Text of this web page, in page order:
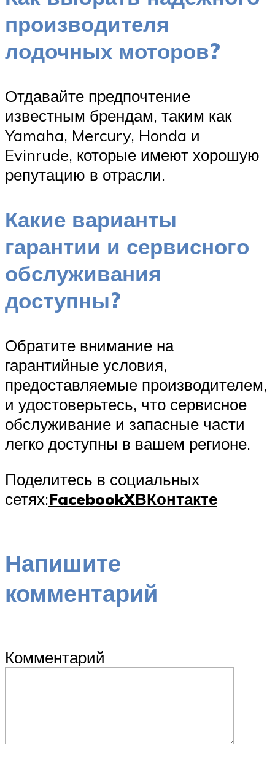
производителя
лодочных моторов?
Отдавайте предпочтение
известным брендам, таким как
Yamaha, Mercury, Honda и
Evinrude, которые имеют хорошую
репутацию в отрасли.
Какие варианты
гарантии и сервисного
обслуживания
доступны?
Обратите внимание на
гарантийные условия,
предоставляемые производителем,
и удостоверьтесь, что сервисное
обслуживание и запасные части
легко доступны в вашем регионе.
Поделитесь в социальных
сетях:FacebookXВКонтакте
Напишите
комментарий
Комментарий